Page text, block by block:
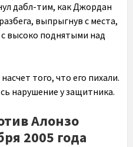
дабл-тим, как Джордан
выпрыгнув с места,
высоко поднятыми над
того, что его пихали.
нарушение у защитника.
Алонзо
2005 года